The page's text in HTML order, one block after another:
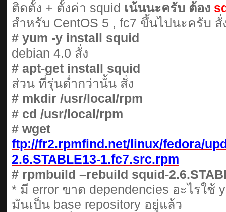
ติดตั้ง + ตั้งค่า squid เน้นนะครับ ต้อง
สำหรับ CentOS 5 , fc7 ขึ้นไปนะครับ สั่
# yum -y install squid
debian 4.0 สั่ง
# apt-get install squid
ส่วน ที่รุ่นต่ำกว่านั้น สั่ง
# mkdir /usr/local/rpm
# cd /usr/local/rpm
# wget
ftp://fr2.rpmfind.net/linux/fedora/
2.6.STABLE13-1.fc7.src.rpm
# rpmbuild –rebuild squid-
* มี error ขาด dependencies อะไรใช้
มันเป็น base repository อยู่แล้ว